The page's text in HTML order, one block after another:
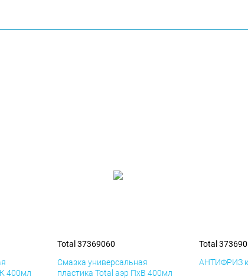
400мл
Total 37369060
Смазка универсальная
пластика Total аэр ПхВ 400мл
Total
АНТИФРИЗ